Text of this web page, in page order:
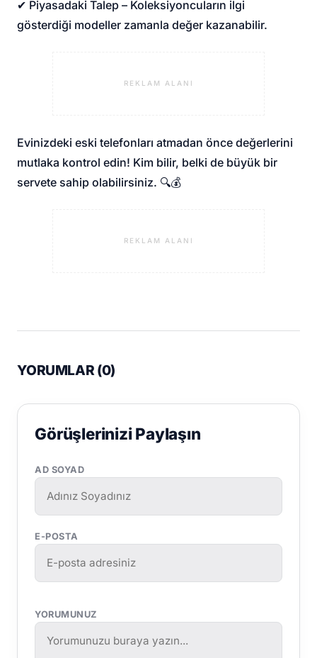
✔ Piyasadaki Talep – Koleksiyoncuların ilgi
gösterdiği modeller zamanla değer kazanabilir.
REKLAM ALANI
Evinizdeki eski telefonları atmadan önce değerlerini
mutlaka kontrol edin! Kim bilir, belki de büyük bir
servete sahip olabilirsiniz. 🔍💰
REKLAM ALANI
YORUMLAR (0)
Görüşlerinizi Paylaşın
AD SOYAD
E-POSTA
YORUMUNUZ